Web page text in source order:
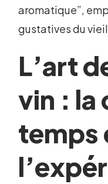
aromatique”,
gustatives du
L’art
vin : la
temps